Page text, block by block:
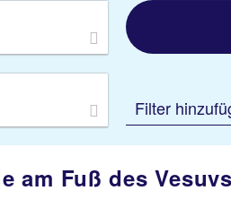
Filter
am Fuß des Vesuvs